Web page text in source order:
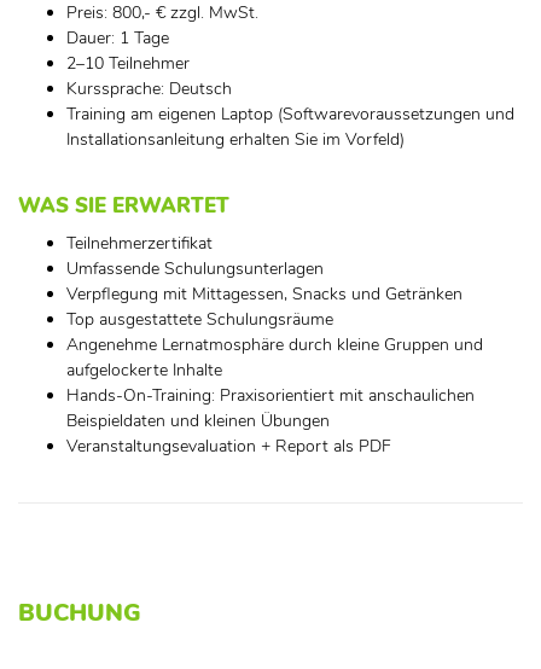
Preis: 800,- € zzgl. MwSt.
Dauer: 1 Tage
2–10 Teilnehmer
Kurssprache: Deutsch
Training am eigenen Laptop (Softwarevoraussetzungen und
Installationsanleitung erhalten Sie im Vorfeld)
WAS SIE ERWARTET
Teilnehmerzertifikat
Umfassende Schulungsunterlagen
Verpflegung mit Mittagessen, Snacks und Getränken
Top ausgestattete Schulungsräume
Angenehme Lernatmosphäre durch kleine Gruppen und
aufgelockerte Inhalte
Hands-On-Training: Praxisorientiert mit anschaulichen
Beispieldaten und kleinen Übungen
Veranstaltungsevaluation + Report als PDF
BUCHUNG